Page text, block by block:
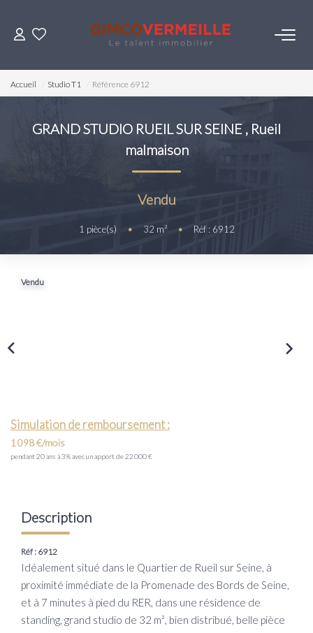
ACHETER
LOUER
ESTIMER
NOS SERVICES
Nos Agences
Nous Rejoindre
PARRAINAGE
Accueil Studio T1 Référence 6912
GRAND STUDIO RUEIL SUR SEINE , Rueil
malmaison
Vendu
1 pièce(s) • 32 m² • Réf : 6912
Vendu
Simulation de remboursement :
1 098 €/mois
pendant 20 ans à 3% avec un apport de 22 000 €
Description
Réf : 6912
Idéalement situé dans le Quartier de Rueil sur Seine, à
proximité immédiate de la Promenade des Bords de Seine,
et à 7 minutes à pied du RER, dans une résidence de
standing, grand studio de 32 m², bien distribué, belle pièce